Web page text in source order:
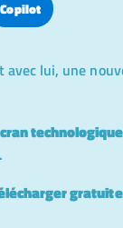
Copilot
avec lui, une